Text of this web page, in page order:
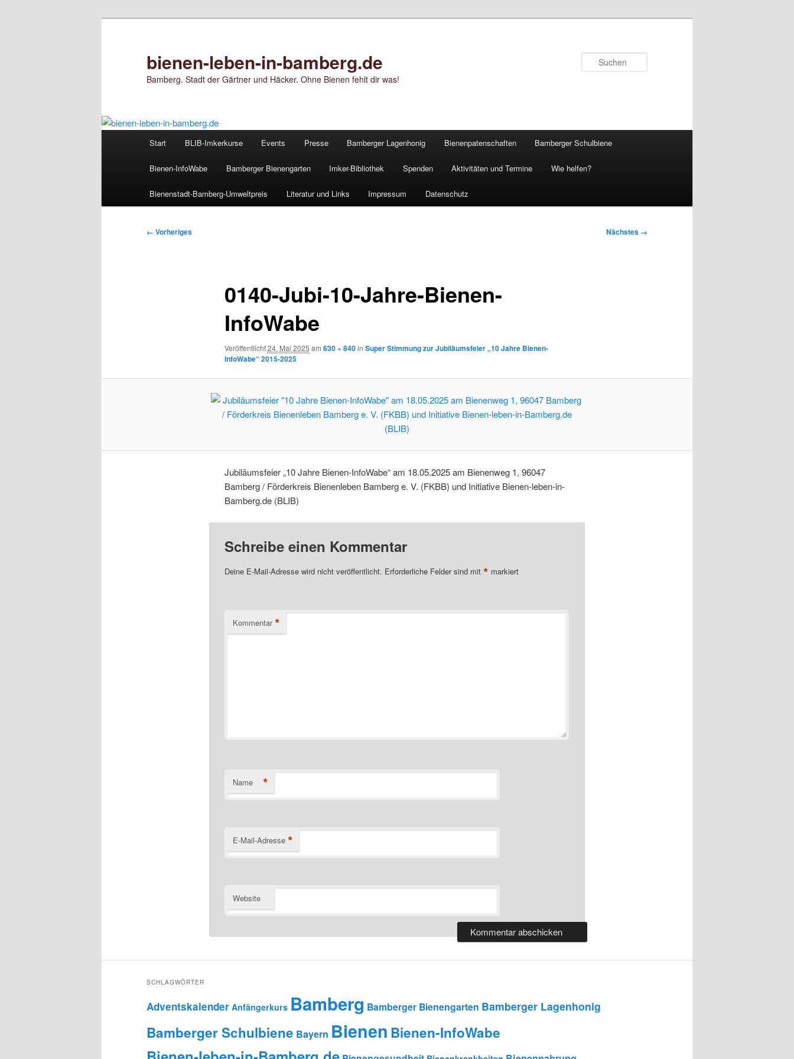
bienen-leben-in-bamberg.de
Bamberg. Stadt der Gärtner und Häcker. Ohne Bienen fehlt dir was!
Start BLIB-Imkerkurse Events Presse Bamberger Lagenhonig Bienenpatenschaften Bamberger Schulbiene
Bienen-InfoWabe Bamberger Bienengarten Imker-Bibliothek Spenden Aktivitäten und Termine Wie helfen?
Bienenstadt-Bamberg-Umweltpreis Literatur und Links Impressum Datenschutz
Bilder-
← Vorheriges Nächstes →
0140-Jubi-10-Jahre-Bienen-
InfoWabe
Veröffentlicht24. Mai 2025 am 630 × 840in Super Stimmung zur Jubiläumsfeier „10 Jahre Bienen-
InfoWabe“ 2015-2025
Jubiläumsfeier „10 Jahre Bienen-InfoWabe“ am 18.05.2025 am Bienenweg 1, 96047
Bamberg / Förderkreis Bienenleben Bamberg e. V. (FKBB) und Initiative Bienen-leben-in-
Bamberg.de (BLIB)
Schreibe einen Kommentar
Deine E-Mail-Adresse wird nicht veröffentlicht. Erforderliche Felder sind mit * markiert
Kommentar *
Name *
E-Mail-Adresse *
Website
SCHLAGWÖRTER
Adventskalender Anfängerkurs Bamberg Bamberger Bienengarten Bamberger Lagenhonig
Bamberger Schulbiene Bayern Bienen Bienen-InfoWabe